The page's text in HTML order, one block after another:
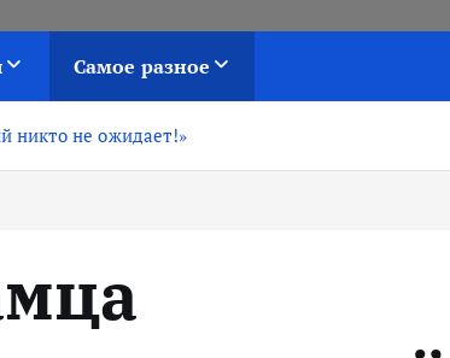
Самое разное
никто не ожидает!»